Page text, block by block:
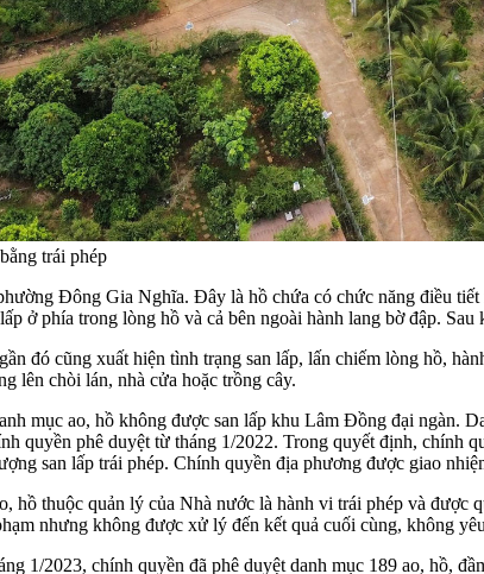
trái phép
Đông Gia Nghĩa. Đây là hồ chứa có chức năng điều
ở phía trong lòng hồ và cả bên ngoài hành lang bờ đập.
đó cũng xuất hiện tình trạng san lấp, lấn chiếm lòng hồ,
lên chòi lán, nhà cửa hoặc trồng cây.
mục ao, hồ không được san lấp khu Lâm Đồng đại ngàn.
quyền phê duyệt từ tháng 1/2022. Trong quyết định, chính
san lấp trái phép. Chính quyền địa phương được giao
hồ thuộc quản lý của Nhà nước là hành vi trái phép và
nhưng không được xử lý đến kết quả cuối cùng, không
1/2023, chính quyền đã phê duyệt danh mục 189 ao, hồ,